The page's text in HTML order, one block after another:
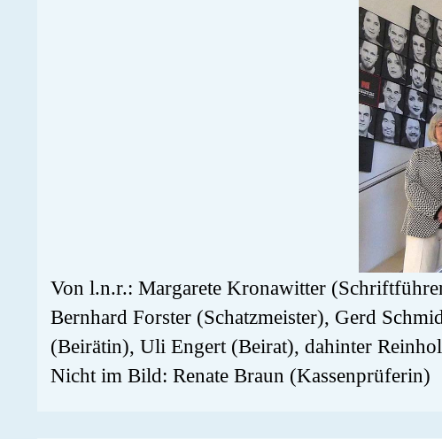
Von l.n.r.: Margarete Kronawitter
Bernhard Forster (Schatzmeister), Gerd
(Beirätin), Uli Engert (Beirat), dahinter
Nicht im Bild: Renate Braun (Kassenprüferin)